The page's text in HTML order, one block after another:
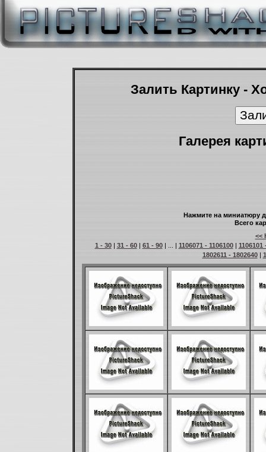
Залить Картинку -
Галерея
Нажмите на миниатюру
Всего
<<
1 - 30| 31 - 60| 61 - 90| ... | 1106071 - 1106100| 1106101
1802611 - 1802640|